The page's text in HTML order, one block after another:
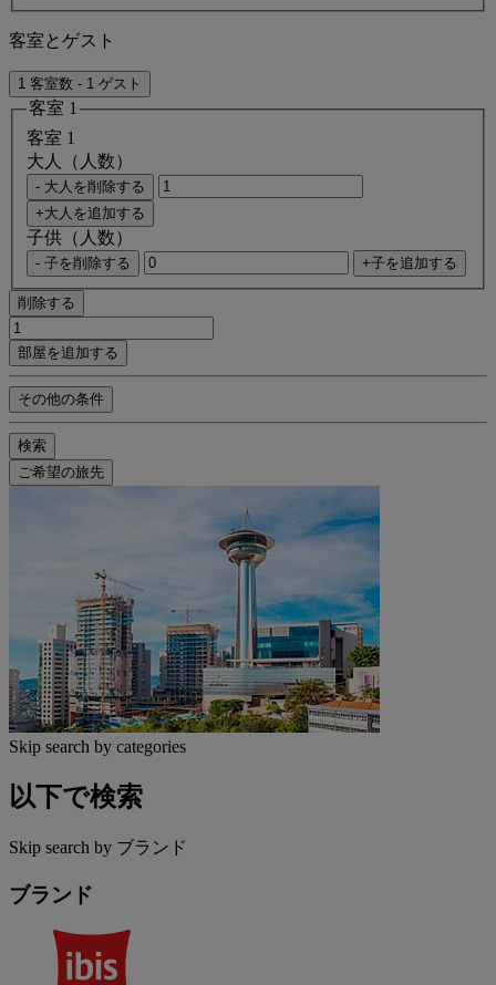
客室とゲスト
1 客室数 - 1 ゲスト
客室 1
客室 1
大人（人数）
- 大人を削除する
+大人を追加する
子供（人数）
- 子を削除する +子を追加する
削除する
部屋を追加する
その他の条件
検索
ご希望の旅先
Skip search by categories
以下で検索
Skip search by ブランド
ブランド